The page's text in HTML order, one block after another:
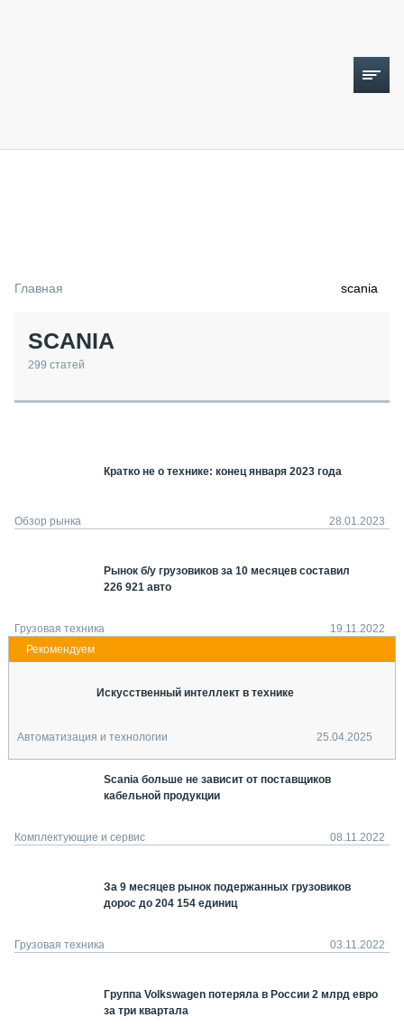
ТЕХНИКА КРУПНЫМ ПЛАНОМ
ИСПЫТАТЕЛИ
МЕРОПРИЯТИЯ
О ПРОЕКТЕ
Главная scania
SCANIA
299 статей
Кратко не о технике: конец января 2023 года
Обзор рынка 28.01.2023
Рынок б/у грузовиков за 10 месяцев составил
226 921 авто
Грузовая техника 19.11.2022
Искусственный интеллект в технике
Автоматизация и технологии 25.04.2025
Scania больше не зависит от поставщиков
кабельной продукции
Комплектующие и сервис 08.11.2022
За 9 месяцев рынок подержанных грузовиков
дорос до 204 154 единиц
Грузовая техника 03.11.2022
Группа Volkswagen потеряла в России 2 млрд евро
за три квартала